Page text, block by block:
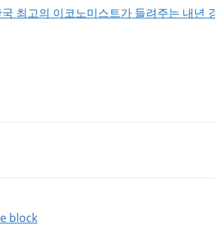
최고의 이코노미스트가 들려주는 내년
block